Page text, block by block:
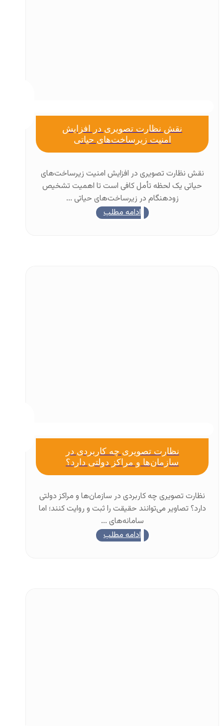
نقش نظارت تصویری در افزایش
امنیت زیرساخت‌های حیاتی
نقش نظارت تصویری در افزایش امنیت زیرساخت‌های
حیاتی یک لحظه تأمل کافی است تا اهمیت تشخیص
زودهنگام در زیرساخت‌های حیاتی ...
ادامه مطلب
نظارت تصویری چه کاربردی در
سازمان‌ها و مراکز دولتی دارد؟
نظارت تصویری چه کاربردی در سازمان‌ها و مراکز دولتی
دارد؟ تصاویر می‌توانند حقیقت را ثبت و روایت کنند؛ اما
سامانه‌های ...
ادامه مطلب